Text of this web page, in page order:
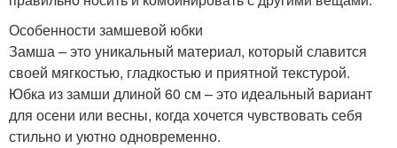
Особенности замшевой юбки
Замша – это уникальный материал, который славится
своей мягкостью, гладкостью и приятной текстурой.
Юбка из замши длиной 60 см – это идеальный вариант
для осени или весны, когда хочется чувствовать себя
стильно и уютно одновременно.